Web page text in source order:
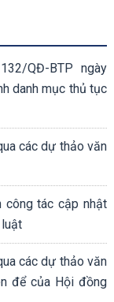
QĐ-BTP ngày
danh mục thủ tục
các dự thảo văn
công tác cập nhật
các dự thảo văn
để của Hội đồng